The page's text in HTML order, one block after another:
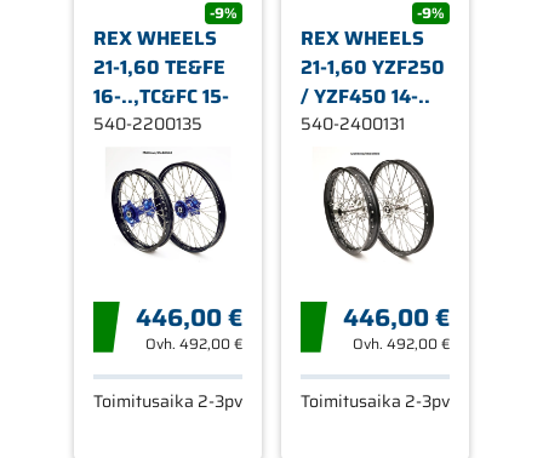
-9%
REX WHEELS
21-1,60 TE&FE
16-..,TC&FC 15-
540-2200135
446,00 €
Ovh. 492,00 €
Toimitusaika 2-3pv
-9%
REX WHEELS
21-1,60 YZF250
/ YZF450 14-..
540-2400131
446,00 €
Ovh.492,00 €
Toimitusaika 2-3pv